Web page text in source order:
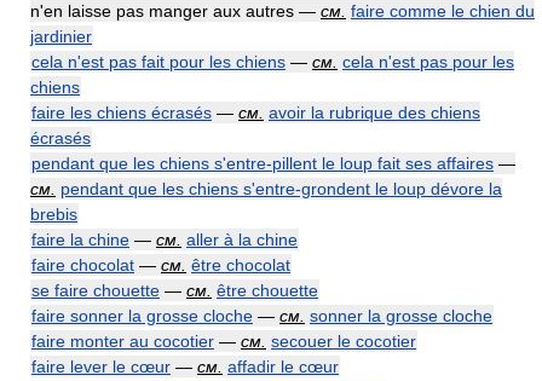
n'en laisse pas manger aux autres — см. faire comme le chien du
jardinier
cela n'est pas fait pour les chiens — см. cela n'est pas pour les
chiens
faire les chiens écrasés — см. avoir la rubrique des chiens
écrasés
pendant que les chiens s'entre-pillent le loup fait ses affaires —
см. pendant que les chiens s'entre-grondent le loup dévore la
brebis
faire la chine — см. aller à la chine
faire chocolat — см. être chocolat
se faire chouette — см. être chouette
faire sonner la grosse cloche — см. sonner la grosse cloche
faire monter au cocotier — см. secouer le cocotier
faire lever le cœur — см. affadir le cœur